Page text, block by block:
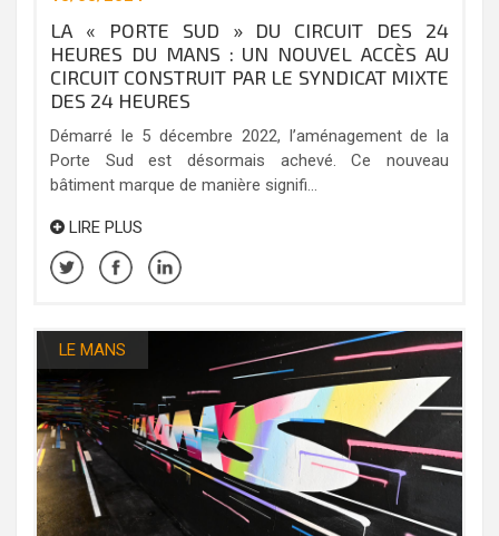
LA « PORTE SUD » DU CIRCUIT DES 24
HEURES DU MANS : UN NOUVEL ACCÈS AU
CIRCUIT CONSTRUIT PAR LE SYNDICAT MIXTE
DES 24 HEURES
Démarré le 5 décembre 2022, l’aménagement de la
Porte Sud est désormais achevé. Ce nouveau
bâtiment marque de manière signifi...
LIRE PLUS
LE MANS